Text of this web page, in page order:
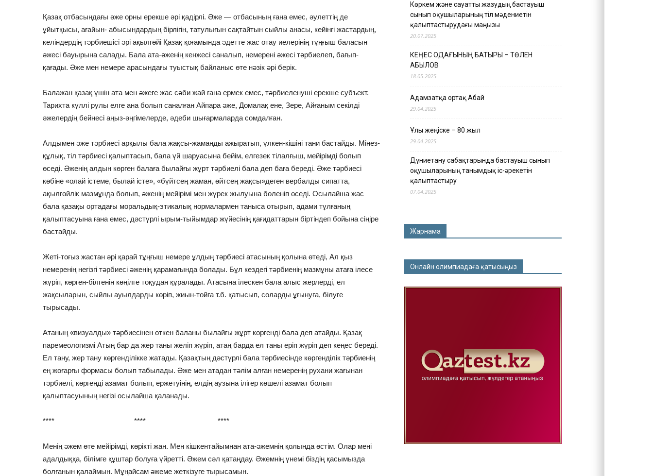
Қазақ отбасындағы әже орны ерекше әрі қадірлі. Әже — отбасының ғана емес, әулеттің де
ұйытқысы, ағайын- абысындардың бірлігін, татулығын сақтайтын сыйлы анасы, кейінгі жастардың,
келіндердің тәрбиешісі әрі ақылгөйі Қазақ қоғамында әдетте жас отау иелерінің тұңғыш баласын
әжесі бауырына салады. Бала ата-әженің кенжесі саналып, немерені әжесі тәрбиелеп, бағып-
қағады. Әже мен немере арасындағы туыстық байланыс өте нәзік әрі берік.
Балажан қазақ үшін ата мен әжеге жас сәби жай ғана ермек емес, тәрбиеленуші ерекше субъект.
Тарихта күллі рулы елге ана болып саналған Айпара әже, Домалақ ене, Зере, Айғаным секілді
әжелердің бейнесі аңыз-әңгімелерде, әдеби шығармаларда сомдалған.
Алдымен әже тәрбиесі арқылы бала жақсы-жаманды ажыратып, үлкен-кішіні тани бастайды. Мінез-
құлық, тіл тәрбиесі қалыптасып, бала үй шаруасына бейім, елгезек тілалғыш, мейірімді болып
өседі. Әженің алдын көрген балаға былайғы жұрт тәрбиелі бала деп баға береді. Әже тәрбиесі
көбіне «олай істеме, былай істе», «бүйтсең жаман, өйтсең жақсы»деген вербалды сипатта,
ақылгөйлік мазмұнда болып, әженің мейірімі мен жүрек жылуына бөленіп өседі. Осылайша жас
бала қазақы ортадағы моральдық-этикалық нормалармен таныса отырып, адами тұлғаның
қалыптасуына ғана емес, дәстүрлі ырым-тыйымдар жүйесінің қағидаттарын біртіндеп бойына сіңіре
бастайды.
Жеті-тоғыз жастан әрі қарай тұңғыш немере ұлдың тәрбиесі атасының қолына өтеді, Ал қыз
немеренің негізгі тәрбиесі әженің қарамағында болады. Бұл кездегі тәрбиенің мазмұны атаға ілесе
жүріп, көрген-білгенін көңілге тоқудан құралады. Атасына ілескен бала алыс жерлерді, ел
жақсыларын, сыйлы ауылдарды көріп, жиын-тойға т.б. қатысып, соларды ұғынуға, білуге
тырысады.
Атаның «визуалды» тәрбиесінен өткен баланы былайғы жұрт көргенді бала деп атайды. Қазақ
паремеологизмі Атың бар да жер таны желіп жүріп, атаң барда ел таны еріп жүріп деп кеңес береді.
Ел тану, жер тану көргенділікке жатады. Қазақтың дәстүрлі бала тәрбиесінде көргенділік тәрбиенің
ең жоғарғы формасы болып табылады. Әже мен атадан тәлім алған немеренің рухани жағынан
тәрбиелі, көргенді азамат болып, ержетуінің, елдің аузына ілігер көшелі азамат болып
қалыптасуының негізі осылайша қаланады.
**** **** ****
Менің әжем өте мейірімді, көрікті жан. Мен кішкентайымнан ата-әжемнің қолында өстім. Олар мені
адалдыққа, білімге құштар болуға үйретті. Әжем сәл қатаңдау. Әжемнің үнемі біздің қасымызда
болғанын қалаймын. Мұңайсам әжеме жеткізуге тырысамын.
Көркем және сауатты жазудың бастауыш
сынып оқушыларының тіл мәдениетін
қалыптастырудағы маңызы
20.07.2025
КЕҢЕС ОДАҒЫНЫҢ БАТЫРЫ – ТӨЛЕН
ҚАБЫЛОВ
18.05.2025
Адамзатқа ортақ Абай
29.04.2025
Ұлы жеңіске – 80 жыл
29.04.2025
Дүниетану сабақтарында бастауыш сынып
оқушыларының танымдық іс-әрекетін
қалыптастыру
07.04.2025
Жарнама
Онлайн олимпиадаға қатысыңыз